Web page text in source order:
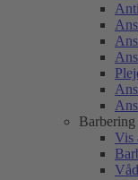
Barbering
Vis